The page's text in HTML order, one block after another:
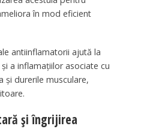
în mod eficient
antiinflamatorii ajută la
a inflamațiilor asociate cu
și durerile musculare,
și îngrijirea